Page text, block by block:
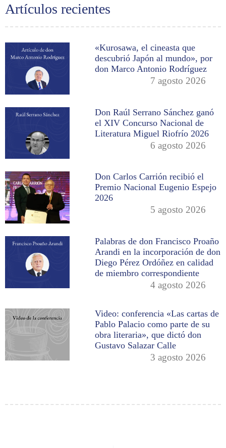
Artículos recientes
«Kurosawa, el cineasta que
descubrió Japón al mundo», por
don Marco Antonio Rodríguez
7 agosto 2026
Don Raúl Serrano Sánchez ganó
el XIV Concurso Nacional de
Literatura Miguel Riofrío 2026
6 agosto 2026
Don Carlos Carrión recibió el
Premio Nacional Eugenio Espejo
2026
5 agosto 2026
Palabras de don Francisco Proaño
Arandi en la incorporación de don
Diego Pérez Ordóñez en calidad
de miembro correspondiente
4 agosto 2026
Video: conferencia «Las cartas de
Pablo Palacio como parte de su
obra literaria», que dictó don
Gustavo Salazar Calle
3 agosto 2026